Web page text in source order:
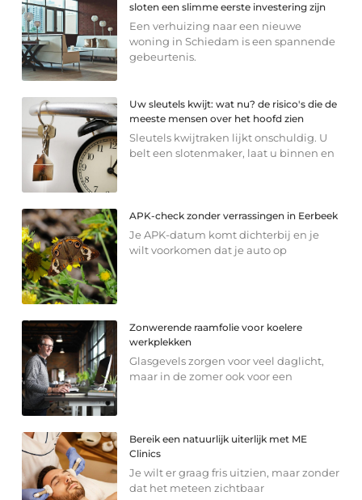
sloten een slimme eerste investering zijn
Een verhuizing naar een nieuwe
woning in Schiedam is een spannende
gebeurtenis.
Uw sleutels kwijt: wat nu? de risico's die de
meeste mensen over het hoofd zien
Sleutels kwijtraken lijkt onschuldig. U
belt een slotenmaker, laat u binnen en
APK-check zonder verrassingen in Eerbeek
Je APK-datum komt dichterbij en je
wilt voorkomen dat je auto op
Zonwerende raamfolie voor koelere
werkplekken
Glasgevels zorgen voor veel daglicht,
maar in de zomer ook voor een
Bereik een natuurlijk uiterlijk met ME
Clinics
Je wilt er graag fris uitzien, maar zonder
dat het meteen zichtbaar